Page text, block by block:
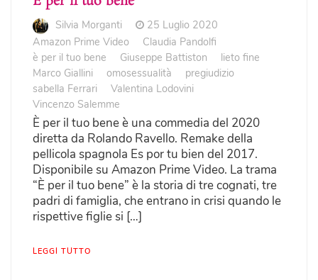
Silvia Morganti
25 Luglio 2020
Amazon Prime Video
Claudia Pandolfi
è per il tuo bene
Giuseppe Battiston
lieto fine
Marco Giallini
omosessualità
pregiudizio
sabella Ferrari
Valentina Lodovini
Vincenzo Salemme
È per il tuo bene è una commedia del 2020
diretta da Rolando Ravello. Remake della
pellicola spagnola Es por tu bien del 2017.
Disponibile su Amazon Prime Video. La trama
“È per il tuo bene” è la storia di tre cognati, tre
padri di famiglia, che entrano in crisi quando le
rispettive figlie si […]
LEGGI TUTTO